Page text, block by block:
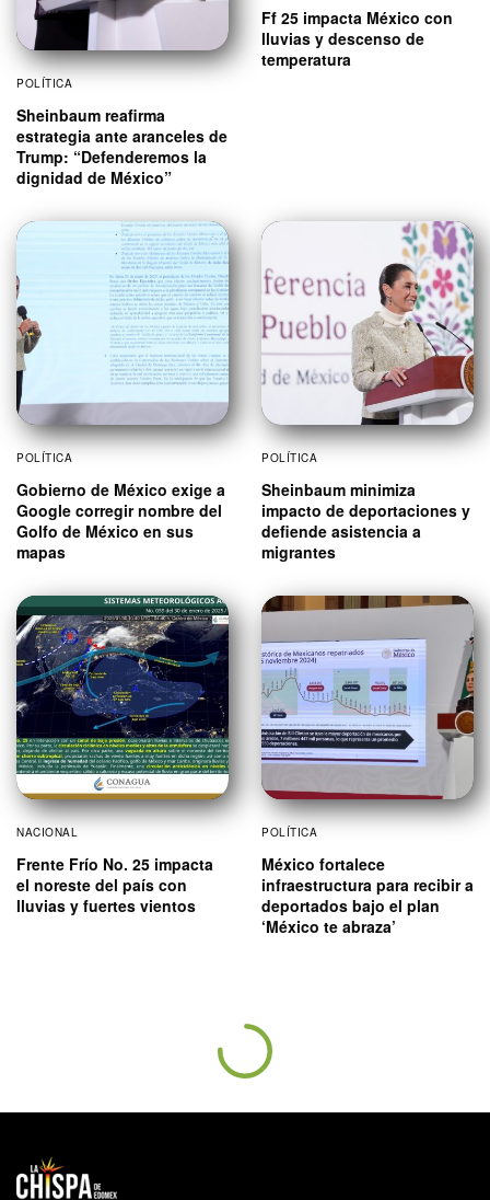
POLÍTICA
Sheinbaum reafirma
estrategia ante aranceles de
Trump: “Defenderemos la
dignidad de México”
Ff 25 impacta México con
lluvias y descenso de
temperatura
POLÍTICA
Gobierno de México exige a
Google corregir nombre del
Golfo de México en sus
mapas
POLÍTICA
Sheinbaum minimiza
impacto de deportaciones y
defiende asistencia a
migrantes
NACIONAL
Frente Frío No. 25 impacta
el noreste del país con
lluvias y fuertes vientos
POLÍTICA
México fortalece
infraestructura para recibir a
deportados bajo el plan
‘México te abraza’